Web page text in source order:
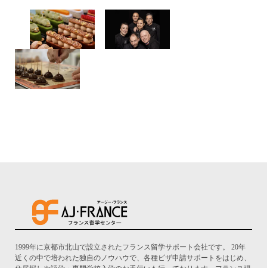
1999年に京都市北山で設立されたフランス留学サポート会社です。 20年
近くの中で培われた独自のノウハウで、各種ビザ申請サポートをはじめ、